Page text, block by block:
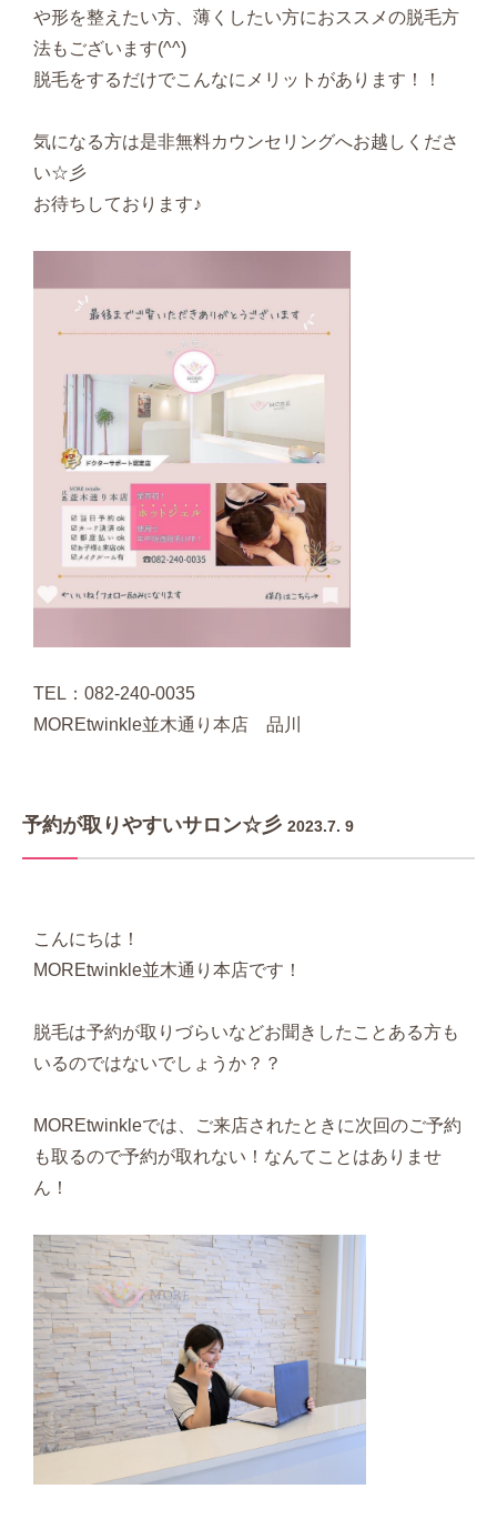
や形を整えたい方、薄くしたい方におススメの脱毛方
法もございます(^^)
脱毛をするだけでこんなにメリットがあります！！
気になる方は是非無料カウンセリングへお越しくださ
い☆彡
お待ちしております♪
TEL：082-240-0035
MOREtwinkle並木通り本店 品川
予約が取りやすいサロン☆彡 2023.7. 9
こんにちは！
MOREtwinkle並木通り本店です！
脱毛は予約が取りづらいなどお聞きしたことある方も
いるのではないでしょうか？？
MOREtwinkleでは、ご来店されたときに次回のご予約
も取るので予約が取れない！なんてことはありませ
ん！